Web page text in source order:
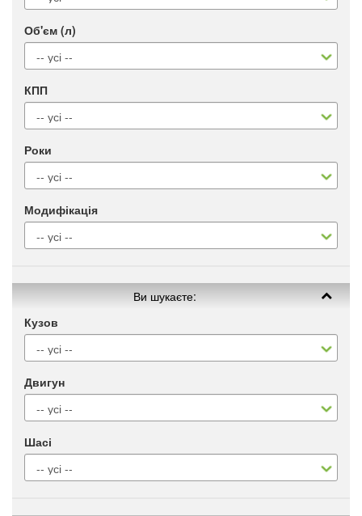
Об'єм (л)
КПП
Роки
Модифікація
Ви шукаєте:
Кузов
Двигун
Шасі